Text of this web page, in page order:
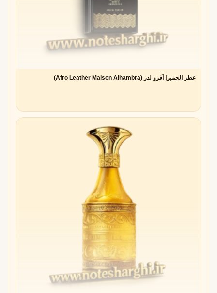
عطر الحمبرا آفرو لدر (Afro Leather Maison Alhambra)